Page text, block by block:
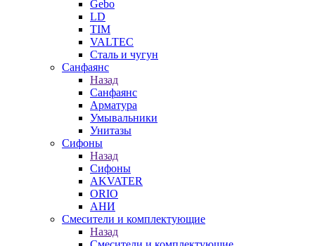
Gebo
LD
TIM
VALTEC
Сталь и чугун
Санфаянс
Назад
Санфаянс
Арматура
Умывальники
Унитазы
Сифоны
Назад
Сифоны
AKVATER
ORIO
АНИ
Смесители и комплектующие
Назад